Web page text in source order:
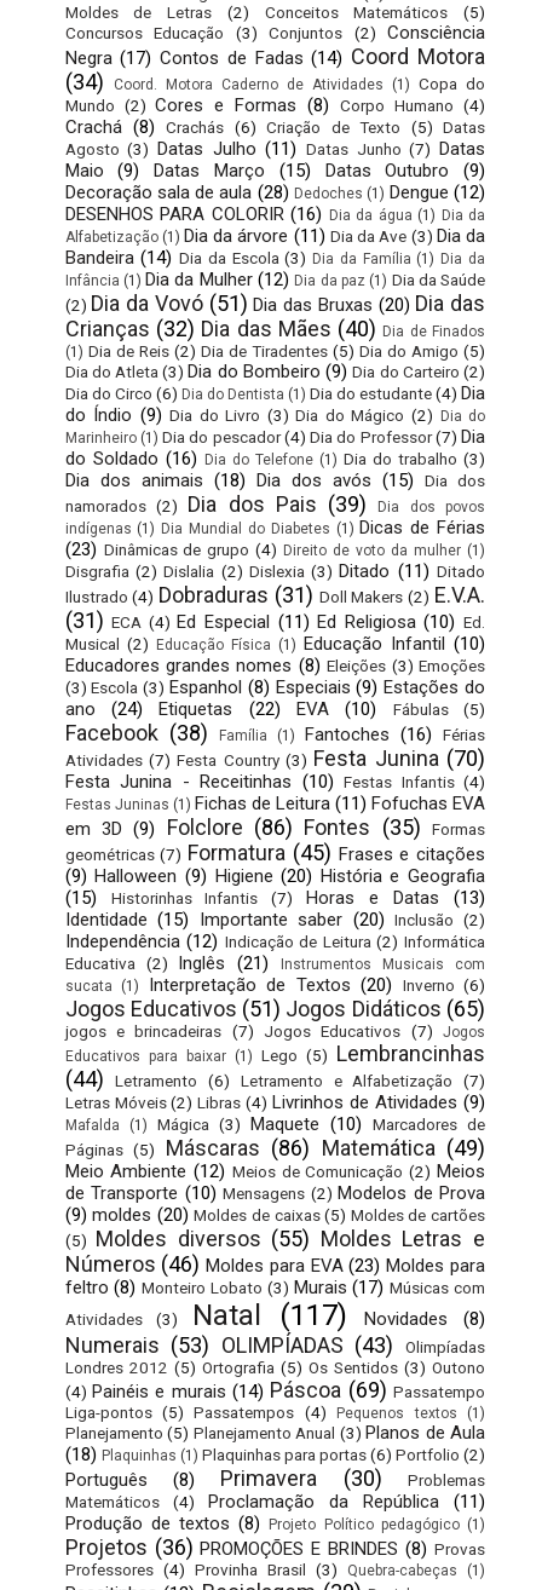
Moldes de Letras
(2) Conceitos Matemáticos
(5)
Concursos Educação
(3) Conjuntos (2)
Consciência
Negra (17) Contos de Fadas (14) Coord Motora
(34)
Coord. Motora Caderno de Atividades (1) Copa do
Mundo (2) Cores e Formas (8) Corpo Humano (4)
Crachá (8) Crachás (6) Criação de Texto (5) Datas
Agosto (3) Datas Julho (11) Datas Junho (7) Datas
Maio
(9) Datas Março (15) Datas Outubro
(9)
Decoração sala de aula (28) Dedoches (1) Dengue (12)
DESENHOS PARA COLORIR (16) Dia da água (1) Dia da
Alfabetização (1) Dia da árvore (11) Dia da Ave (3) Dia da
Bandeira (14) Dia da Escola (3) Dia da Família (1) Dia da
Infância (1) Dia da Mulher (12) Dia da paz (1) Dia da Saúde
(2) Dia da Vovó (51) Dia das Bruxas (20) Dia das
Crianças (32) Dia das Mães (40) Dia de Finados
(1) Dia de Reis (2) Dia de Tiradentes (5) Dia do Amigo (5)
Dia do Atleta (3) Dia do Bombeiro (9) Dia do Carteiro (2)
Dia do Circo (6) Dia do Dentista (1) Dia do estudante(4) Dia
do Índio (9) Dia do Livro (3) Dia do Mágico (2)
Dia do
Marinheiro (1) Dia do pescador (4) Dia do Professor (7) Dia
do Soldado (16) Dia do Telefone (1) Dia do trabalho (3)
Dia dos animais (18) Dia dos avós (15)
Dia dos
namorados (2) Dia dos Pais (39)
Dia dos povos
indígenas (1) Dia Mundial do Diabetes (1) Dicas de Férias
(23) Dinâmicas de grupo (4) Direito de voto da mulher (1)
Disgrafia (2) Dislalia (2) Dislexia (3) Ditado (11) Ditado
Ilustrado (4) Dobraduras (31) Doll Makers (2) E.V.A.
(31) ECA (4) Ed Especial (11) Ed Religiosa (10) Ed.
Musical (2) Educação Física (1) Educação Infantil (10)
Educadores grandes nomes (8) Eleições (3) Emoções
(3) Escola (3) Espanhol (8) Especiais (9) Estações do
ano
(24) Etiquetas (22) EVA (10) Fábulas (5)
Facebook (38) Família (1) Fantoches (16)
Férias
Atividades (7) Festa Country (3) Festa Junina (70)
Festa Junina - Receitinhas (10) Festas Infantis (4)
Festas Juninas (1) Fichas de Leitura (11) Fofuchas EVA
em 3D (9) Folclore (86) Fontes (35)
Formas
geométricas (7) Formatura (45) Frases e citações
(9) Halloween (9) Higiene (20) História e Geografia
(15)
Historinhas Infantis (7) Horas e Datas
(13)
Identidade (15) Importante saber (20) Inclusão (2)
Independência (12) Indicação de Leitura (2) Informática
Educativa
(2) Inglês (21)
Instrumentos Musicais com
sucata
(1) Interpretação de Textos (20) Inverno (6)
Jogos Educativos (51) Jogos Didáticos (65)
jogos e brincadeiras (7) Jogos Educativos (7)
Jogos
Educativos para baixar (1) Lego (5) Lembrancinhas
(44)
Letramento (6) Letramento e Alfabetização
(7)
Letras Móveis (2) Libras (4) Livrinhos de Atividades (9)
Mafalda (1) Mágica (3) Maquete (10)
Marcadores de
Páginas (5) Máscaras (86) Matemática (49)
Meio Ambiente (12) Meios de Comunicação (2) Meios
de Transporte (10) Mensagens (2) Modelos de Prova
(9) moldes (20) Moldes de caixas (5) Moldes de cartões
(5) Moldes diversos (55) Moldes Letras e
Números (46) Moldes para EVA (23) Moldes para
feltro (8) Monteiro Lobato (3) Murais (17) Músicas com
Atividades
(3) Natal (117) Novidades (8)
Numerais (53) OLIMPÍADAS (43)
Olimpíadas
Londres 2012 (5) Ortografia (5) Os Sentidos (3) Outono
(4) Painéis e murais (14) Páscoa (69) Passatempo
Liga-pontos (5) Passatempos (4) Pequenos textos (1)
Planejamento (5) Planejamento Anual (3) Planos de Aula
(18) Plaquinhas (1) Plaquinhas para portas(6) Portfolio (2)
Português (8) Primavera (30)
Problemas
Matemáticos
(4) Proclamação da República
(11)
Produção de textos (8) Projeto Político pedagógico (1)
Projetos (36) PROMOÇÕES E BRINDES (8) Provas
Professores (4) Provinha Brasil (3) Quebra-cabeças (1)